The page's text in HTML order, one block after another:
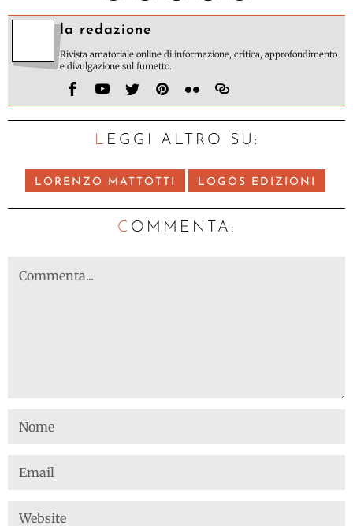
la redazione
Rivista amatoriale online di informazione, critica, approfondimento
e divulgazione sul fumetto.
LEGGI ALTRO SU:
LORENZO MATTOTTI LOGOS EDIZIONI
C OMMENTA: